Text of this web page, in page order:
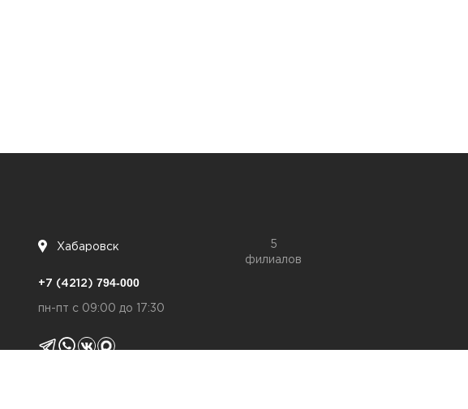
Хабаровск
5
филиалов
+7 (4212) 794-000
пн-пт с 09:00 до 17:30